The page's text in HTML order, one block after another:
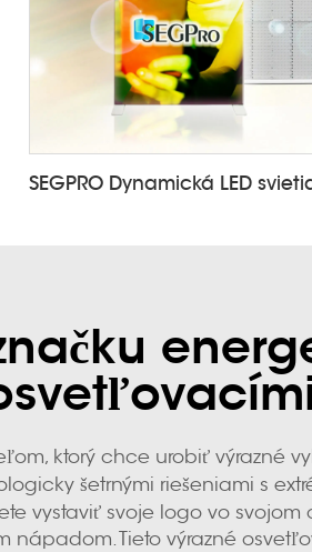
ktorý chce urobiť výrazné
šetrnými riešeniami s
vystaviť svoje logo vo
Tieto výrazné